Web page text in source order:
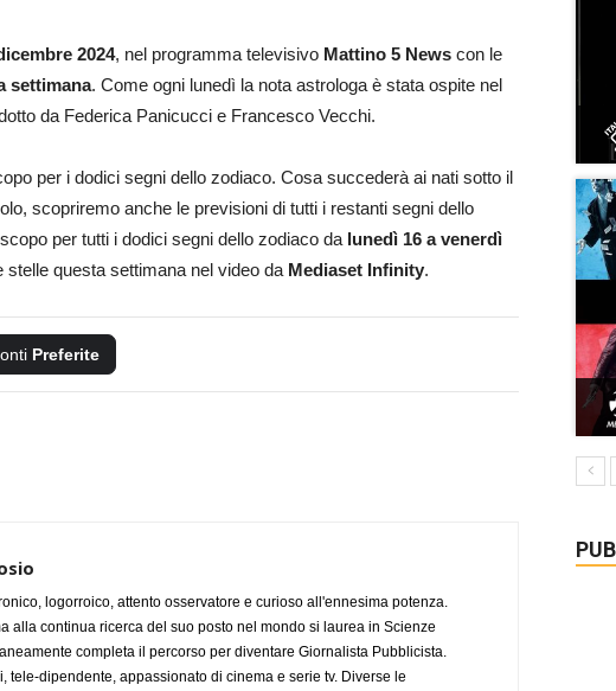
2024, nel programma televisivo Mattino 5 News con le
settimana. Come ogni lunedì la nota astrologa è stata ospite nel
da Federica Panicucci e Francesco Vecchi.
per i dodici segni dello zodiaco. Cosa succederà ai nati sotto il
scopriremo anche le previsioni di tutti i restanti segni dello
per tutti i dodici segni dello zodiaco da lunedì 16 a venerdì
questa settimana nel video da Mediaset Infinity.
Preferite
logorroico, attento osservatore e curioso all'ennesima potenza.
alla continua ricerca del suo posto nel mondo si laurea in Scienze
completa il percorso per diventare Giornalista Pubblicista.
tele-dipendente, appassionato di cinema e serie tv. Diverse le